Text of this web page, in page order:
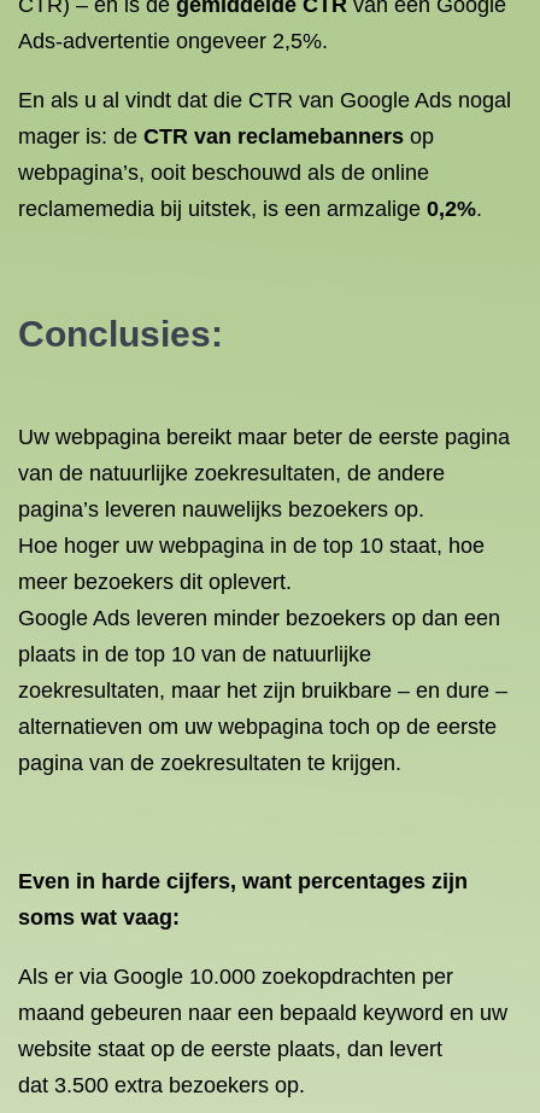
CTR) – en is de gemiddelde CTR van een Google
Ads-advertentie ongeveer 2,5%.
En als u al vindt dat die CTR van Google Ads nogal
mager is: de CTR van reclamebanners op
webpagina’s, ooit beschouwd als de online
reclamemedia bij uitstek, is een armzalige 0,2%.
Conclusies:
Uw webpagina bereikt maar beter de eerste pagina
van de natuurlijke zoekresultaten, de andere
pagina’s leveren nauwelijks bezoekers op.
Hoe hoger uw webpagina in de top 10 staat, hoe
meer bezoekers dit oplevert.
Google Ads leveren minder bezoekers op dan een
plaats in de top 10 van de natuurlijke
zoekresultaten, maar het zijn bruikbare – en dure –
alternatieven om uw webpagina toch op de eerste
pagina van de zoekresultaten te krijgen.
Even in harde cijfers, want percentages zijn
soms wat vaag:
Als er via Google 10.000 zoekopdrachten per
maand gebeuren naar een bepaald keyword en uw
website staat op de eerste plaats, dan levert
dat 3.500 extra bezoekers op.